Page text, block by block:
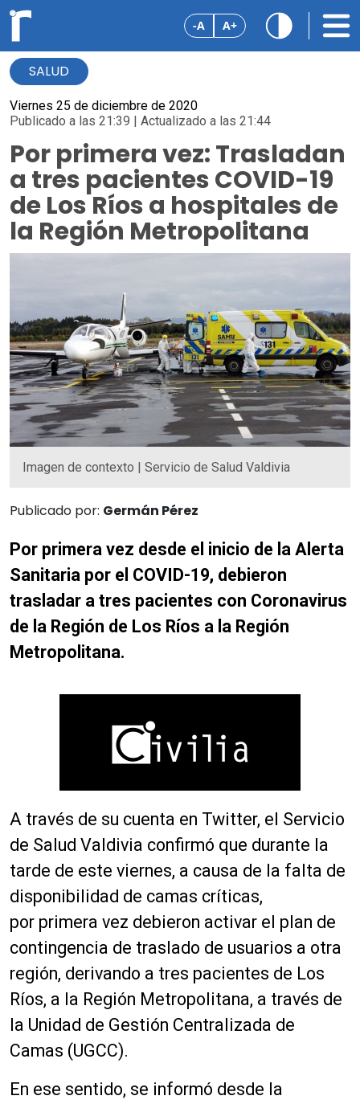
-A A+
SALUD
Viernes 25 de diciembre de 2020
Publicado a las 21:39 | Actualizado a las 21:44
Por primera vez: Trasladan
a tres pacientes COVID-19
de Los Ríos a hospitales de
la Región Metropolitana
Imagen de contexto | Servicio de Salud Valdivia
Publicado por: Germán Pérez
Por primera vez desde el inicio de la Alerta
Sanitaria por el COVID-19, debieron
trasladar a tres pacientes con Coronavirus
de la Región de Los Ríos a la Región
Metropolitana.
A través de su cuenta en Twitter, el Servicio
de Salud Valdivia confirmó que durante la
tarde de este viernes, a causa de la falta de
disponibilidad de camas críticas,
por primera vez debieron activar el plan de
contingencia de traslado de usuarios a otra
región, derivando a tres pacientes de Los
Ríos, a la Región Metropolitana, a través de
la Unidad de Gestión Centralizada de
Camas (UGCC).
En ese sentido, se informó desde la